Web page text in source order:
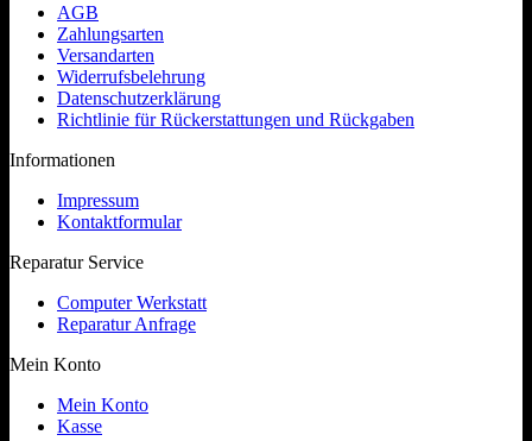
AGB
Zahlungsarten
Versandarten
Widerrufsbelehrung
Datenschutzerklärung
Richtlinie für Rückerstattungen und Rückgaben
Informationen
Impressum
Kontaktformular
Reparatur Service
Computer Werkstatt
Reparatur Anfrage
Mein Konto
Mein Konto
Kasse